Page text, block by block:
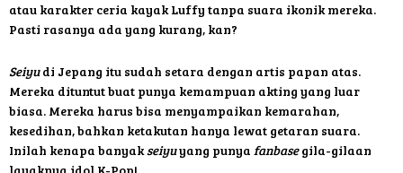
atau karakter ceria kayak Luffy tanpa suara ikonik mereka.
Pasti rasanya ada yang kurang, kan?
Seiyudi Jepang itu sudah setara dengan artis papan atas.
Mereka dituntut buat punya kemampuan akting yang luar
biasa. Mereka harus bisa menyampaikan kemarahan,
kesedihan, bahkan ketakutan hanya lewat getaran suara.
Inilah kenapa banyakseiyuyang punya fanbasegila-gilaan